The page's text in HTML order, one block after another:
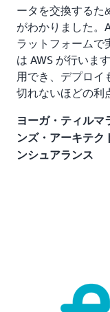
ータを交換するた
がわかりました。
ラットフォームで
は AWS が行いま
用でき、デプロイ
切れないほどの利
ヨーガ・ティルマ
ンズ・アーキテ
ンシュアランス